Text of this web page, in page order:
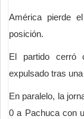
América pierde
posición.
El partido cerró
expulsado tras
En paralelo, la
0 a Pachuca con